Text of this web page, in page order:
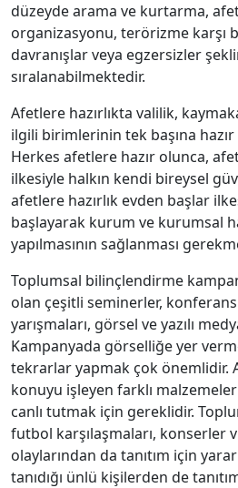
düzeyde arama ve kurtarma,
organizasyonu, terörizme karşı
davranışlar veya egzersizler
sıralanabilmektedir.
Afetlere hazırlıkta valilik,
ilgili birimlerinin tek başına
Herkes afetlere hazır olunca,
ilkesiyle halkın kendi bireysel
afetlere hazırlık evden başlar
başlayarak kurum ve kurumsal
yapılmasının sağlanması
Toplumsal bilinçlendirme
olan çeşitli seminerler,
yarışmaları, görsel ve yazılı
Kampanyada görselliğe yer
tekrarlar yapmak çok önemlidir.
konuyu işleyen farklı
canlı tutmak için gereklidir.
futbol karşılaşmaları, konserler
olaylarından da tanıtım için
tanıdığı ünlü kişilerden de